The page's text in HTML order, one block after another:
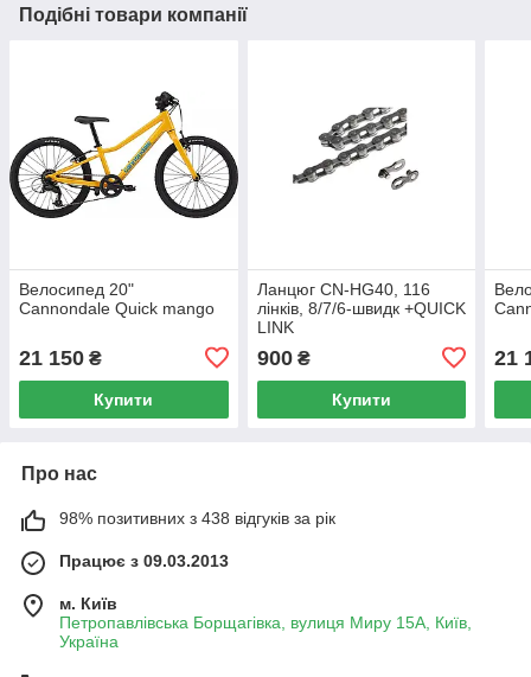
Подібні товари компанії
Велосипед 20"
Cannondale Quick mango
21 150 ₴
Купити
Ланцюг CN-HG40, 116
лінків, 8/7/6-швидк +QUICK
LINK
900₴
Купити
21
Про нас
98% позитивних з 438 відгуків за рік
Працює з 09.03.2013
м. Київ
Петропавлівська Борщагівка, вулиця Миру 15А, Київ,
Україна